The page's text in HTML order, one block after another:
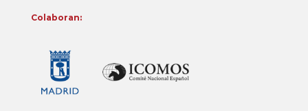
Colaboran: